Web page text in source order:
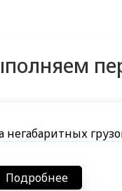
негабаритных
Подробнее